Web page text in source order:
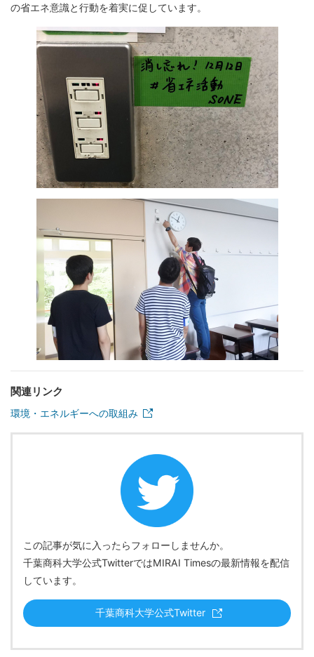
の省エネ意識と行動を着実に促しています。
関連リンク
環境・エネルギーへの取組み
この記事が気に入ったらフォローしませんか。
千葉商科大学公式TwitterではMIRAI Timesの最新情報を配信
しています。
千葉商科大学公式Twitter